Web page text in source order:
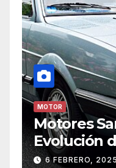
MOTOR
Motores
Evolución
Icónica
6 FEBRERO, 2025